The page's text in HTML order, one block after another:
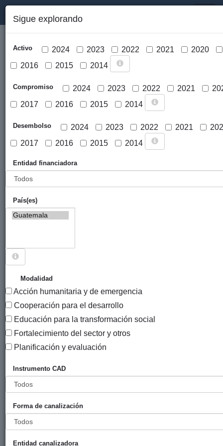
Cargar mapa
Sigue explorando
Activo 2024 2023 2022 2021
2020
2016
2015 2014
Compromiso 2024 2023 2022 2021
2017
2016 2015 2014
Desembolso 2024 2023 2022 2021
2017
2016 2015 2014
Entidad financiadora
País(es)
Modalidad
Acción humanitaria y de emergencia
Cooperación para el desarrollo
Educación para la transformación social
Fortalecimiento del sector y otros
Planificación y evaluación
Instrumento CAD
Forma de canalización
Entidad canalizadora
PROYECTOS CUYO PAÍS ES GUATEMALA.
445 PROYECTOS
Título
Entidad
financiadora
Entidad
Fortaleciendo la
pertinencia
cultural e
SSR de las
mujeres en
Huehuetenango
Vasco
y